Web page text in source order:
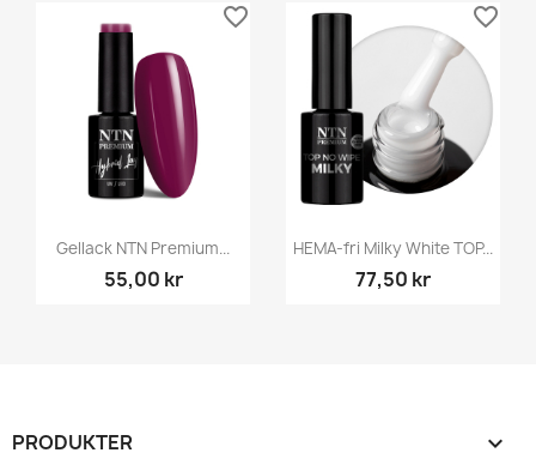
Gellack NTN Premium...
55,00 kr
favorite_border
HEMA-fri Milky White TOP...
77,50 kr
favorite_border
PRODUKTER 